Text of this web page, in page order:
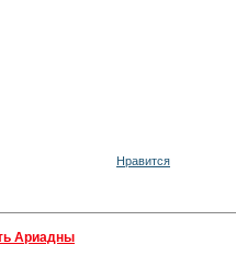
Нравится
Ариадны